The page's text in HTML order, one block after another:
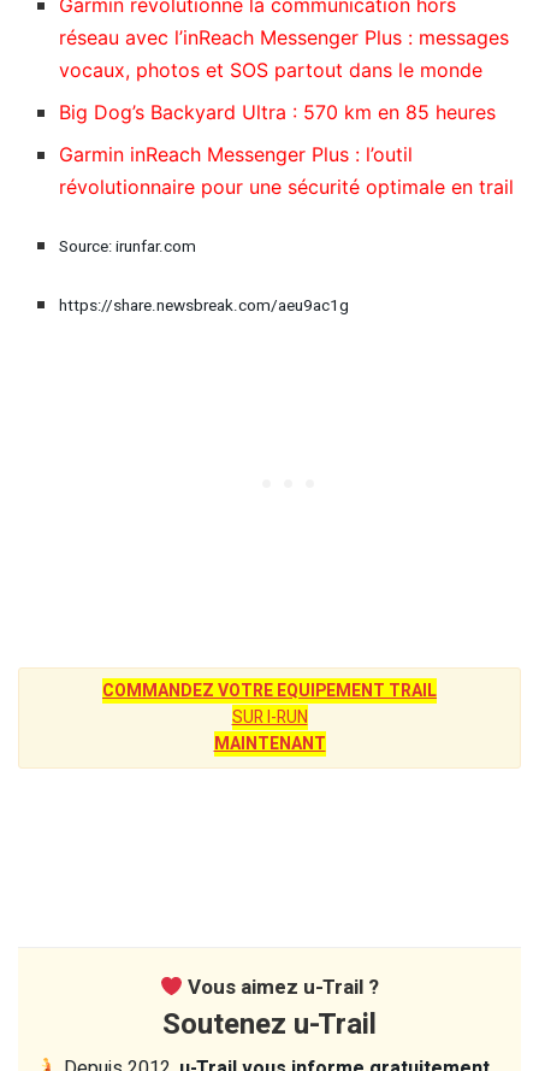
Garmin révolutionne la communication hors
réseau avec l’inReach Messenger Plus : messages
vocaux, photos et SOS partout dans le monde
Big Dog’s Backyard Ultra : 570 km en 85 heures
Garmin inReach Messenger Plus : l’outil
révolutionnaire pour une sécurité optimale en trail
Source: irunfar.com
https://share.newsbreak.com/aeu9ac1g
COMMANDEZ VOTRE EQUIPEMENT TRAIL
SUR I-RUN
MAINTENANT
Vous aimez u-Trail ?
Soutenez u-Trail